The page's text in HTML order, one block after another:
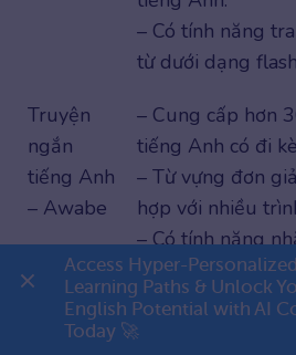
– Có tính năng
từ dưới dạng
Truyện
ngắn
tiếng Anh
– Awabe
– Cung cấp hơn
tiếng Anh có đi
– Từ vựng đơn
hợp với nhiều
– Có tính năng
– Có thể học
Internet.
👉 Premium 1 năm
Access Hyper-Personalized
Learning Paths & Unlock
English Potential with AI
Today 🚀